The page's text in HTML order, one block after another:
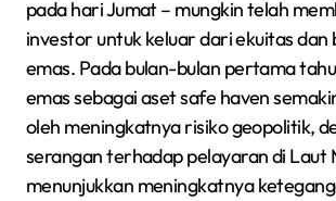
pada hari Jumat – mungkin telah
investor untuk keluar dari ekuitas dan
emas. Pada bulan-bulan pertama
emas sebagai aset safe haven
oleh meningkatnya risiko geopolitik,
serangan terhadap pelayaran di Laut
menunjukkan meningkatnya